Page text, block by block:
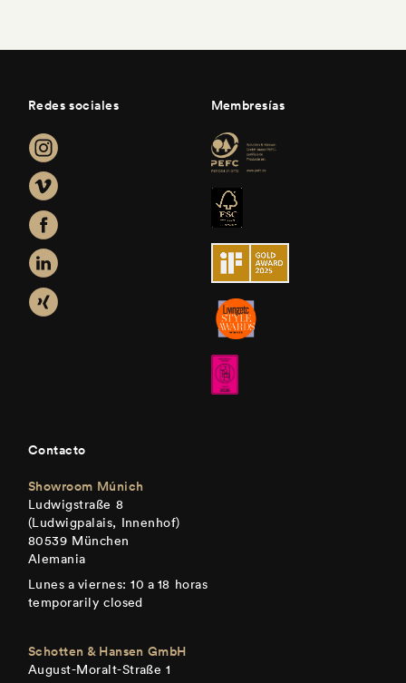
Redes sociales Membresías
Contacto
Showroom Múnich
Ludwigstraße 8
(Ludwigpalais, Innenhof)
80539 München
Alemania
Lunes a viernes: 10 a 18 horas
temporarily closed
Schotten & Hansen GmbH
August-Moralt-Straße 1